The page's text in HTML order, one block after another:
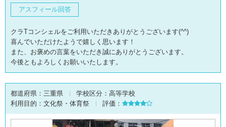
アスフィール回答
クラTコンシェルをご利用いただきありがとうございます(^^)
喜んでいただけたようで嬉しく思います！
また、お褒めの言葉をいただき誠にありがとうございます。
今後ともよろしくお願いいたします。
都道府県： 三重県 学校区分： 高等学校
利用目的： 文化祭・体育祭 評価：